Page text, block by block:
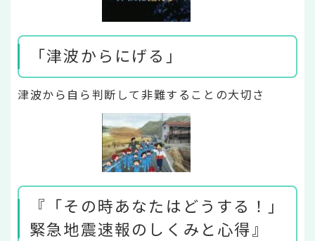
「津波からにげる」
津波から自ら判断して非難することの大切さ
『「その時あなたはどうする！」
緊急地震速報のしくみと心得』